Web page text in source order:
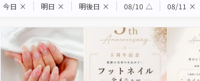
今日 × 明日 × 明後日 × 08/10 △ 08/11 ×